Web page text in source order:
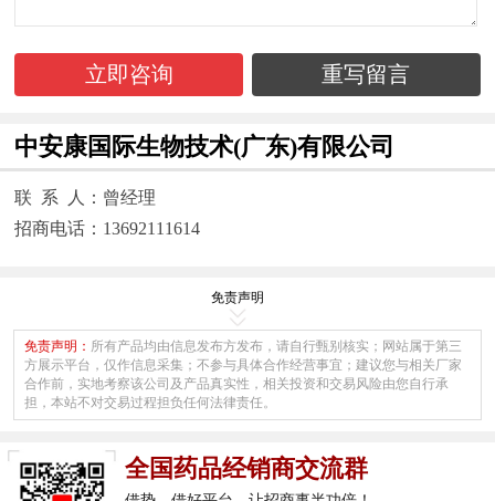
立即咨询 重写留言
中安康国际生物技术(广东)有限公司
联 系 人：曾经理
招商电话：13692111614
免责声明
免责声明： 所有产品均由信息发布方发布，请自行甄别核实；网站属于第三
方展示平台，仅作信息采集；不参与具体合作经营事宜；建议您与相关厂家
合作前，实地考察该公司及产品真实性，相关投资和交易风险由您自行承
担，本站不对交易过程担负任何法律责任。
全国药品经销商交流群